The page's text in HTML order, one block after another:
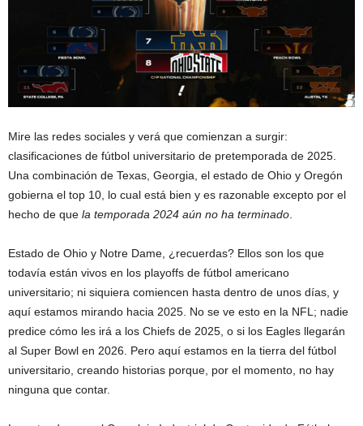
Mire las redes sociales y verá que comienzan a surgir:
clasificaciones de fútbol universitario de pretemporada de 2025.
Una combinación de Texas, Georgia, el estado de Ohio y Oregón
gobierna el top 10, lo cual está bien y es razonable excepto por el
hecho de que la temporada 2024 aún no ha terminado
Estado de Ohio y Notre Dame, ¿recuerdas? Ellos son los que
todavía están vivos en los playoffs de fútbol americano
universitario; ni siquiera comiencen hasta dentro de unos días, y
aquí estamos mirando hacia 2025. No se ve esto en la NFL; nadie
predice cómo les irá a los Chiefs de 2025, o si los Eagles llegarán
al Super Bowl en 2026. Pero aquí estamos en la tierra del fútbol
universitario, creando historias porque, por el momento, no hay
ninguna que contar.